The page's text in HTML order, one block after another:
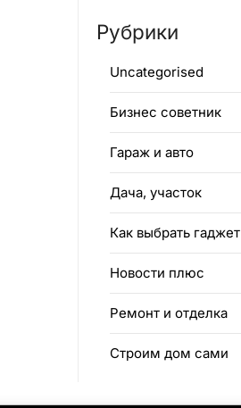
Рубрики
Uncategorised
Бизнес советник
Гараж и авто
Дача, участок
Как выбрать гаджет
Новости плюс
Ремонт и отделка
Строим дом сами